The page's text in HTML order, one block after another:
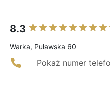
8.3
Warka, Puławska 60
Pokaż numer